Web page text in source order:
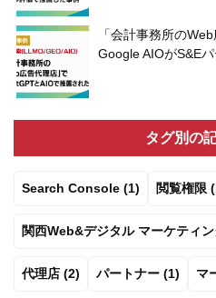
「会計事務所の
Google AIOがS&E
タグ別の
Search Console (1) 閲覧権限
関西Web&デジタル マーケティ
代理店 (2) パートナー (1) マ